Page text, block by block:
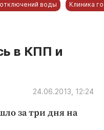
воды Клиника
в КПП и
24.06.2013, 12:24
за три дня на